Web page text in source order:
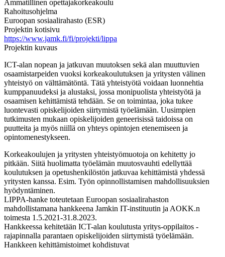
Ammatillinen opettajakorkeakoulu
Rahoitusohjelma
Euroopan sosiaalirahasto (ESR)
Projektin kotisivu
https://www.jamk.fi/fi/projekti/lippa
Projektin kuvaus
ICT-alan nopean ja jatkuvan muutoksen sekä alan muuttuvien
osaamistarpeiden vuoksi korkeakoulutuksen ja yritysten välinen
yhteistyö on välttämätöntä. Tätä yhteistyötä voidaan luonnehtia
kumppanuudeksi ja alustaksi, jossa monipuolista yhteistyötä ja
osaamisen kehittämistä tehdään. Se on toimintaa, joka tukee
luontevasti opiskelijoiden siirtymistä työelämään. Uusimpien
tutkimusten mukaan opiskelijoiden geneerisissä taidoissa on
puutteita ja myös niillä on yhteys opintojen etenemiseen ja
opintomenestykseen.
Korkeakoulujen ja yritysten yhteistyömuotoja on kehitetty jo
pitkään. Siitä huolimatta työelämän muutosvauhti edellyttää
koulutuksen ja opetushenkilöstön jatkuvaa kehittämistä yhdessä
yritysten kanssa. Esim. Työn opinnollistamisen mahdollisuuksien
hyödyntäminen.
LIPPA-hanke toteutetaan Euroopan sosiaalirahaston
mahdollistamana hankkeena Jamkin IT-instituutin ja AOKK.n
toimesta 1.5.2021-31.8.2023.
Hankkeessa kehitetään ICT-alan koulutusta yritys-oppilaitos -
rajapinnalla parantaen opiskelijoiden siirtymistä työelämään.
Hankkeen kehittämistoimet kohdistuvat